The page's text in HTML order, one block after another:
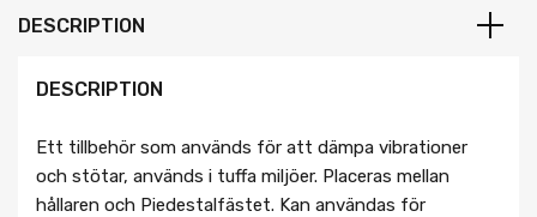
DESCRIPTION
DESCRIPTION
Ett tillbehör som används för att dämpa vibrationer
och stötar, används i tuffa miljöer. Placeras mellan
hållaren och Piedestalfästet. Kan användas för